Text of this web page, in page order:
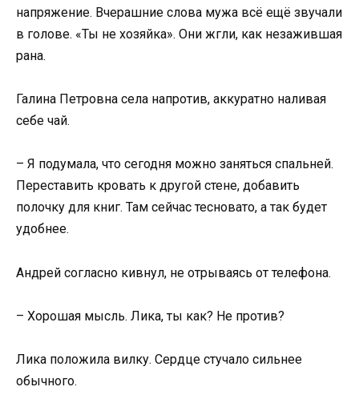
напряжение. Вчерашние слова мужа всё ещё звучали
в голове. «Ты не хозяйка». Они жгли, как незажившая
рана.
Галина Петровна села напротив, аккуратно наливая
себе чай.
– Я подумала, что сегодня можно заняться спальней.
Переставить кровать к другой стене, добавить
полочку для книг. Там сейчас тесновато, а так будет
удобнее.
Андрей согласно кивнул, не отрываясь от телефона.
– Хорошая мысль. Лика, ты как? Не против?
Лика положила вилку. Сердце стучало сильнее
обычного.